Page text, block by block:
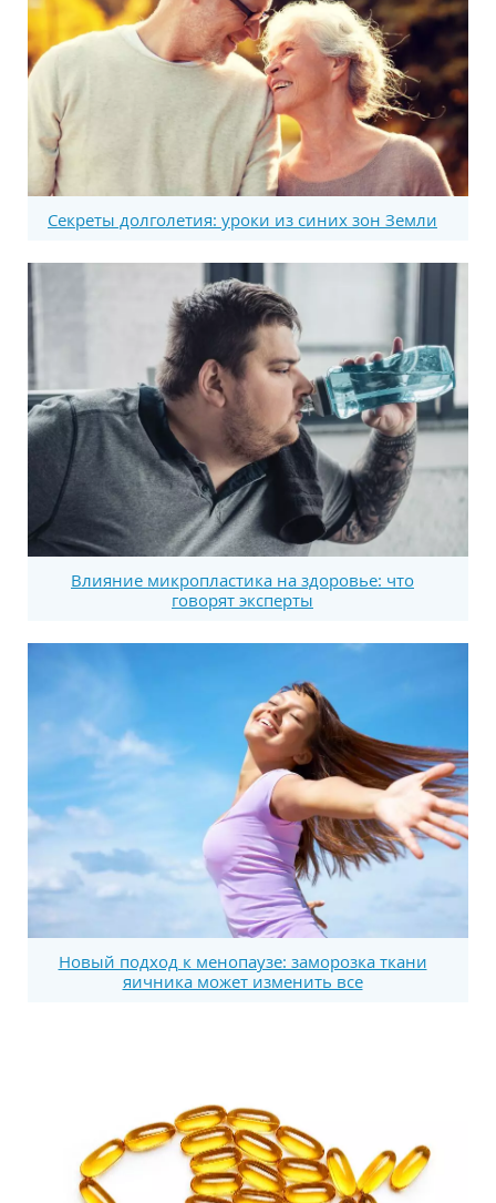
Секреты долголетия: уроки из синих зон Земли
Влияние микропластика на здоровье: что
говорят эксперты
Новый подход к менопаузе: заморозка ткани
яичника может изменить все